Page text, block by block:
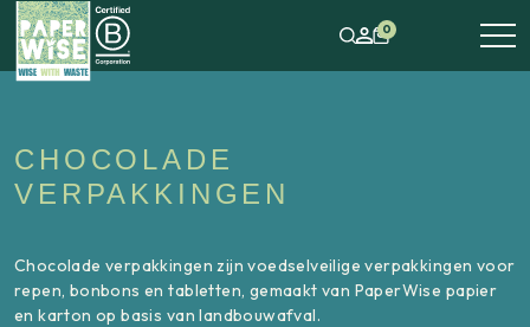
0
CHOCOLADE
VERPAKKINGEN
Chocolade verpakkingen zijn voedselveilige verpakkingen voor
repen, bonbons en tabletten, gemaakt van PaperWise papier
en karton op basis van landbouwafval.